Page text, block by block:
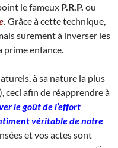
le fameux P.R.P. ou
Grâce à cette technique,
surement à inverser les
enfance.
à sa nature la plus
ceci afin de réapprendre à
le goût de l’effort
véritable de notre
et vos actes sont